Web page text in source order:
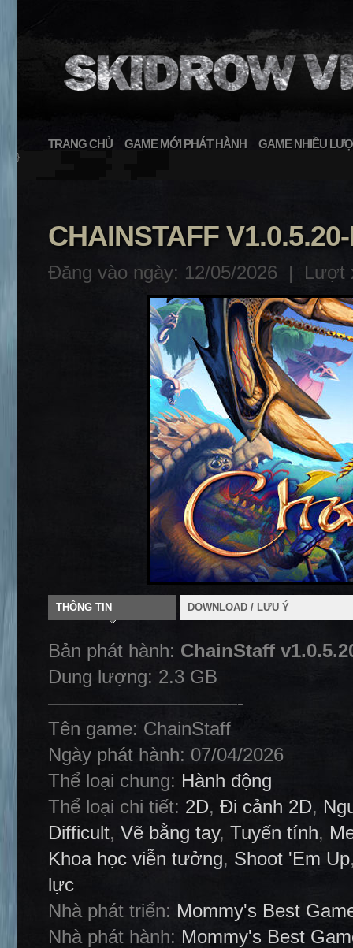
TRANG CHỦ GAME MỚI PHÁT HÀNH GAME NHIỀU
}
CHAINSTAFF
Đăng vào ngày: 12/05/2026 | Lượt
THÔNG TIN DOWNLOAD / LƯU Ý
Bản phát hành: ChainStaff
Dung lượng: 2.3 GB
——————————-
Tên game: ChainStaff
Ngày phát hành: 07/04/2026
Thể loại chung: Hành động
Thể loại chi tiết: 2D, Đi cảnh 2D,
Difficult, Vẽ bằng tay, Tuyến tính,
Khoa học viễn tưởng, Shoot 'Em Up
lực
Nhà phát triển: Mommy's Best
Nhà phát hành: Mommy's Best